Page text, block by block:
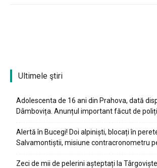
Ultimele ştiri
Adolescenta de 16 ani din Prahova, dată
Dâmbovița. Anunțul important făcut de
Alertă în Bucegi! Doi alpiniști, blocați în
Salvamontiștii, misiune contracronometru
Zeci de mii de pelerini așteptați la